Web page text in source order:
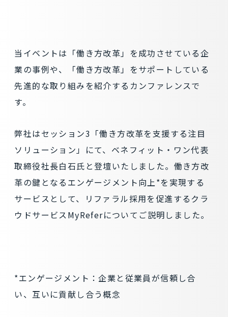
当イベントは「働き方改革」を成功させている企
業の事例や、「働き方改革」をサポートしている
先進的な取り組みを紹介するカンファレンスで
す。
弊社はセッション3「働き方改革を支援する注目
ソリューション」にて、ベネフィット・ワン代表
取締役社長白石氏と登壇いたしました。働き方改
革の鍵となるエンゲージメント向上*を実現する
サービスとして、リファラル採用を促進するクラ
ウドサービスMyReferについてご説明しました。
*エンゲージメント：企業と従業員が信頼し合
い、互いに貢献し合う概念